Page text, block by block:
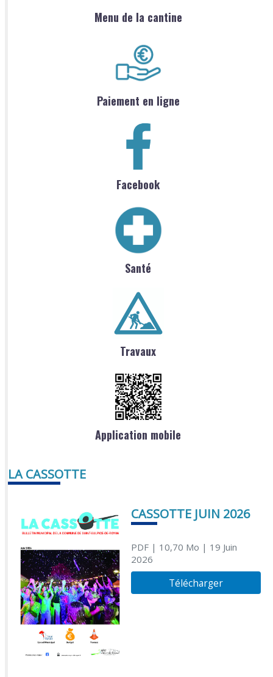
Menu de la cantine
Paiement en ligne
Facebook
Santé
Travaux
Application mobile
LA CASSOTTE
CASSOTTE JUIN 2026
PDF| 10,70 Mo | 19 Juin
2026
Télécharger